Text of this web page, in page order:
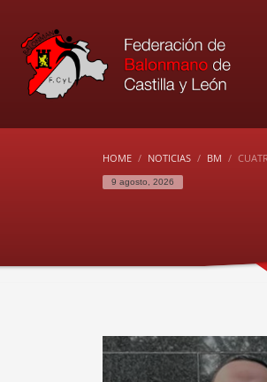
HOME NOTICIAS BM
9 agosto, 2026